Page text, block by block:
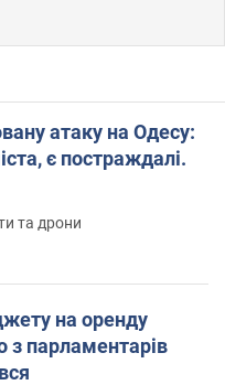
атаку на Одесу:
є постраждалі.
та дрони
на оренду
з парламентарів